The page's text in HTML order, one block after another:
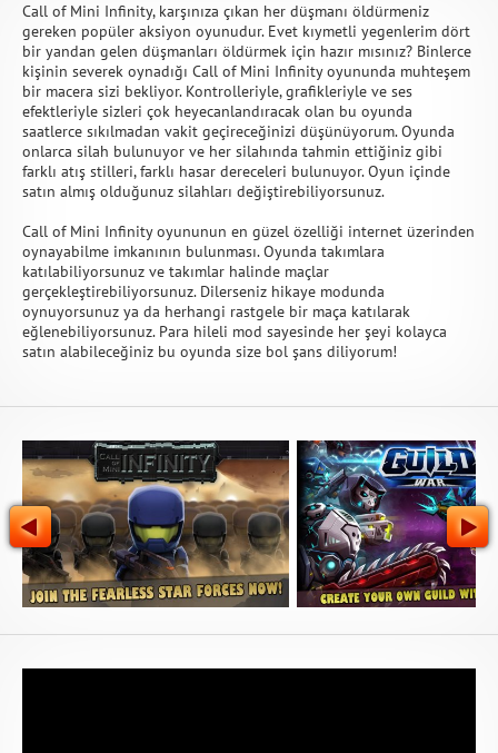
Call of Mini Infinity, karşınıza çıkan her düşmanı öldürmeniz
gereken popüler aksiyon oyunudur. Evet kıymetli yegenlerim dört
bir yandan gelen düşmanları öldürmek için hazır mısınız? Binlerce
kişinin severek oynadığı Call of Mini Infinity oyununda muhteşem
bir macera sizi bekliyor. Kontrolleriyle, grafikleriyle ve ses
efektleriyle sizleri çok heyecanlandıracak olan bu oyunda
saatlerce sıkılmadan vakit geçireceğinizi düşünüyorum. Oyunda
onlarca silah bulunuyor ve her silahında tahmin ettiğiniz gibi
farklı atış stilleri, farklı hasar dereceleri bulunuyor. Oyun içinde
satın almış olduğunuz silahları değiştirebiliyorsunuz.
Call of Mini Infinity oyununun en güzel özelliği internet üzerinden
oynayabilme imkanının bulunması. Oyunda takımlara
katılabiliyorsunuz ve takımlar halinde maçlar
gerçekleştirebiliyorsunuz. Dilerseniz hikaye modunda
oynuyorsunuz ya da herhangi rastgele bir maça katılarak
eğlenebiliyorsunuz. Para hileli mod sayesinde her şeyi kolayca
satın alabileceğiniz bu oyunda size bol şans diliyorum!